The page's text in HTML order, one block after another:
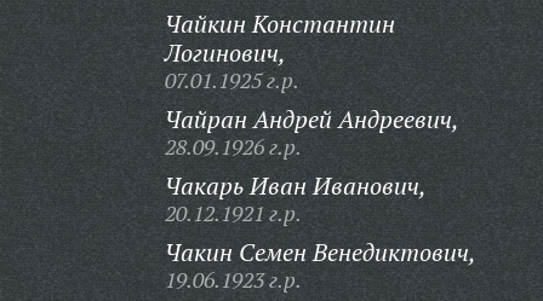
Чайкин Константин
Логинович,
07.01.1925 г.р.
Чайран Андрей Андреевич,
28.09.1926 г.р.
Чакарь Иван Иванович,
20.12.1921 г.р.
Чакин Семен Венедиктович,
19.06.1923 г.р.